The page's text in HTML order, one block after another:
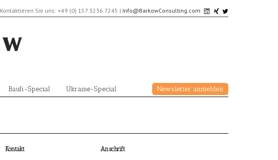
Kontaktieren Sie uns: +49 (0) 157 3236 7245 | Info@BarkowConsulting.com
Baufi-Special Ukraine-Special Newsletter anmelden
Kontakt Anschrift